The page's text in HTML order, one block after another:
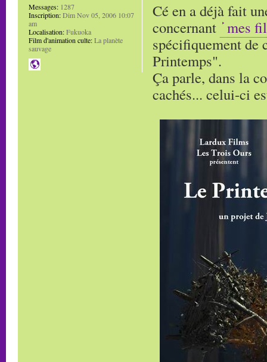
Cé en a déjà fait
concernant mes
spécifiquement de
Printemps".
Ça parle, dans la
cachés... celui-ci
Messages: 1287
Inscription:Dim Nov 05, 2006 10:07
am
Localisation:Fukuoka
Film d'animation culte:La planète
sauvage